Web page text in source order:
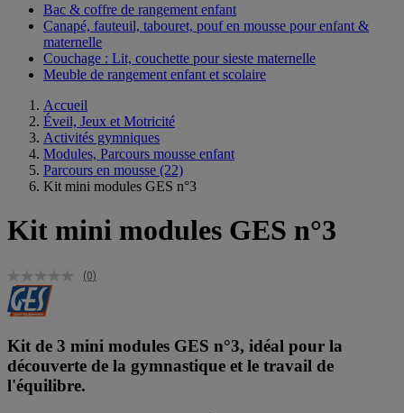
Bac & coffre de rangement enfant​
Canapé, fauteuil, tabouret, pouf en mousse pour enfant &
maternelle
Couchage : Lit, couchette pour sieste maternelle​
Meuble de rangement enfant et scolaire
Accueil
Éveil, Jeux et Motricité
Activités gymniques
Modules, Parcours mousse enfant
Parcours en mousse (22)
Kit mini modules GES n°3
Kit mini modules GES n°3
(0)
Kit de 3 mini modules GES n°3, idéal pour la
découverte de la gymnastique et le travail de
l'équilibre.